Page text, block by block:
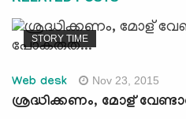
STORY TIME
Web desk Nov 23, 2015
ശ്രദ്ധിക്കണം, മോള്